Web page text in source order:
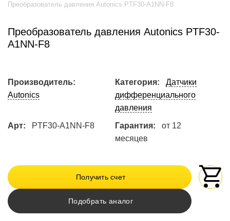
Преобразователь давления Autonics PTF30-A1NN-F8
Преобразователь давления Autonics PTF30-
A1NN-F8
Производитель:
Autonics
Категория:
Датчики
дифференциального
давления
Арт: PTF30-A1NN-F8 Гарантия:
от 12
месяцев
Получить счет
Подобрать аналог